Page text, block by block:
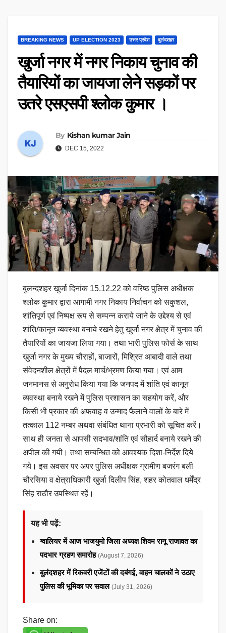
BREAKING NEWS UP ELECTION 2023 उत्तर प्रदेश बुलंदशहर
खुर्जा नगर में नगर निकाय चुनाव की
तैयारियों का जायजा लेने सड़कों पर
उतरे एसएसपी श्लोक कुमार ।
By Kishan kumar Jain
DEC 15, 2022
बुलन्दशहर खुर्जा दिनांक 15.12.22 को वरिष्ठ पुलिस अधीक्षक
श्लोक कुमार द्वारा आगामी नगर निकाय निर्वाचन को सकुशल,
शांतिपूर्ण एवं निष्पक्ष रूप से सम्पन्न कराये जाने के उद्देश्य से एवं
शांति/कानून व्यवस्था बनाये रखने हेतु खुर्जा नगर क्षेत्र में चुनाव की
तैयारियों का जायजा लिया गया। तथा भारी पुलिस फोर्स के साथ
खुर्जा नगर के मुख्य चौराहों, बाजारों, मिश्रित आबादी वाले तथा
संवेदनशील क्षेत्रों में पैदल मार्च/भ्रमण किया गया। एवं आम
जनमानस से अनुरोध किया गया कि जनपद में शांति एवं कानून
व्यवस्था बनाये रखने में पुलिस प्रशासन का सहयोग करें, और
किसी भी प्रकार की अफवाह व उन्माद फैलाने वालों के बारे में
तत्काल 112 नम्बर अथवा संबंधित थाना प्रभारी को सूचित करें।
साथ ही जनता से आपसी सदभाव/शांति एवं सौहार्द बनाये रखने की
अपील की गयी। तथा सम्बन्धित को आवश्यक दिशा-निर्देश दिये
गये। इस अवसर पर अपर पुलिस अधीक्षक ग्रामीण बजरंग बली
चौरसिया व क्षेत्राधिकारी खुर्जा दिलीप सिंह, शहर कोतवाल धर्मेंद्र
सिंह राठौर उपस्थित रहें।
यह भी पढ़ें:
ग्वालियर में आज भाजयुमो जिला अध्यक्ष शिवम रानू राजावत का
पदभार ग्रहण समारोह (August 7, 2026)
बुलंदशहर में रिकवरी एजेंटों की दबंगई, वाहन चालकों ने उठाए
पुलिस की भूमिका पर सवाल (July 31, 2026)
Share on: